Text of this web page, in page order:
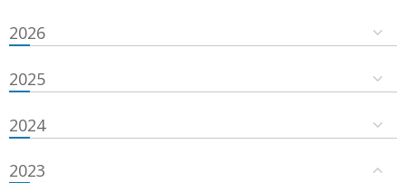
2026
2025
2024
2023